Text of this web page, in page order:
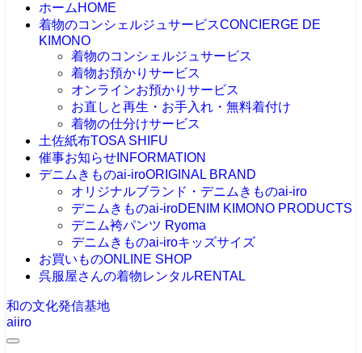
ホーム HOME
着物のコンシェルジュサービスCONCIERGE DE
KIMONO
着物のコンシェルジュサービス
着物お預かりサービス
オンラインお預かりサービス
お直しと再生・お手入れ・無料着付け
着物の仕分けサービス
土佐紙布TOSA SHIFU
催事お知らせ INFORMATION
デニムきものai-iroORIGINAL BRAND
オリジナルブランド・デニムきものai-iro
デニムきものai-iroDENIM KIMONO PRODUCTS
デニム袴パンツ Ryoma
デニムきものai-iroキッズサイズ
お買いものONLINE SHOP
呉服屋さんの着物レンタルRENTAL
和の文化発信基地
aiiro